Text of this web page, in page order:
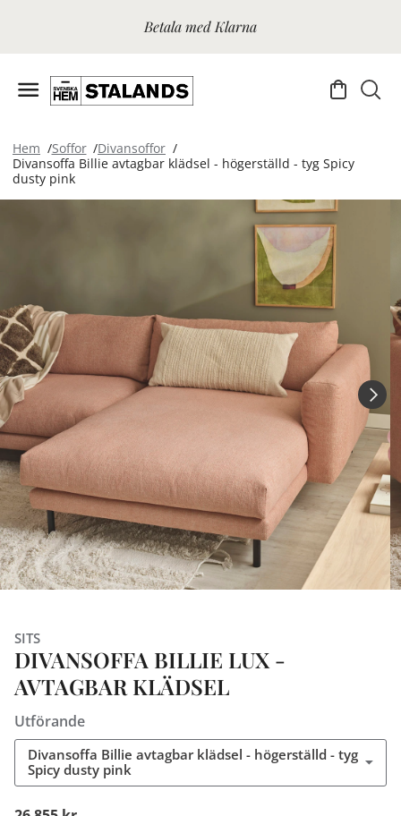
Betala med Klarna
Hem Soffor
Divansoffor
Divansoffa Billie avtagbar klädsel - högerställd - tyg Spicy
dusty pink
SITS
DIVANSOFFA BILLIE LUX -
AVTAGBAR KLÄDSEL
Utförande
Divansoffa Billie avtagbar klädsel - högerställd - tyg
Spicy dusty pink